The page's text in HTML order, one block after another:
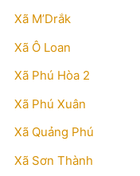
Xã M’Drắk
Xã Ô Loan
Xã Phú Hòa 2
Xã Phú Xuân
Xã Quảng Phú
Xã Sơn Thành